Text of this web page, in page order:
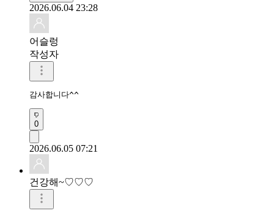
2026.06.04 23:28
어슬렁
작성자
감사합니다^^
0
2026.06.05 07:21
건강해~♡♡♡